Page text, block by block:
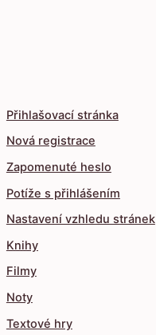
Přihlašovací stránka
Nová registrace
Zapomenuté heslo
Potíže s přihlášením
Nastavení vzhledu stránek
Knihy
Filmy
Noty
Textové hry